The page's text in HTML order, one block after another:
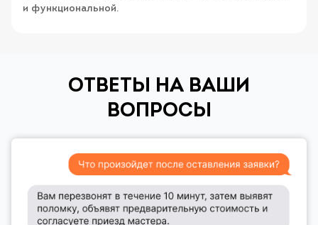
и функциональной.
ОТВЕТЫ НА ВАШИ
ВОПРОСЫ